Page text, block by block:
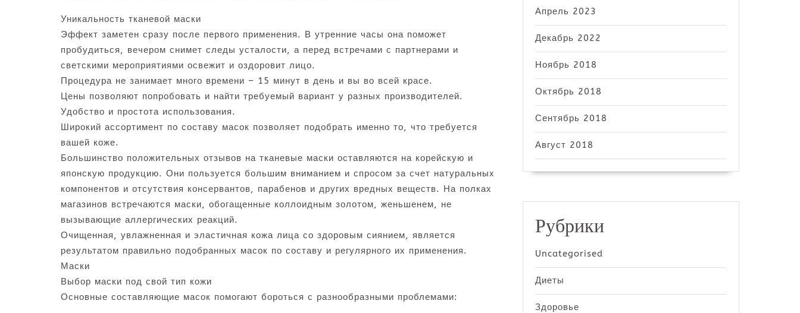
Уникальность тканевой маски
Эффект заметен сразу после первого применения. В утренние часы она поможет
пробудиться, вечером снимет следы усталости, а перед встречами с партнерами и
светскими мероприятиями освежит и оздоровит лицо.
Процедура не занимает много времени – 15 минут в день и вы во всей красе.
Цены позволяют попробовать и найти требуемый вариант у разных производителей.
Удобство и простота использования.
Широкий ассортимент по составу масок позволяет подобрать именно то, что требуется
вашей коже.
Большинство положительных отзывов на тканевые маски оставляются на корейскую и
японскую продукцию. Они пользуется большим вниманием и спросом за счет натуральных
компонентов и отсутствия консервантов, парабенов и других вредных веществ. На полках
магазинов встречаются маски, обогащенные коллоидным золотом, женьшенем, не
вызывающие аллергических реакций.
Очищенная, увлажненная и эластичная кожа лица со здоровым сиянием, является
результатом правильно подобранных масок по составу и регулярного их применения.
Маски
Выбор маски под свой тип кожи
Основные составляющие масок помогают бороться с разнообразными проблемами:
Апрель 2023
Декабрь 2022
Ноябрь 2018
Октябрь 2018
Сентябрь 2018
Август 2018
Рубрики
Uncategorised
Диеты
Здоровье